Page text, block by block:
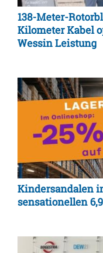
138-Meter-
Kilometer Kabel
Wessin Leistung
Kindersandalen
sensationellen